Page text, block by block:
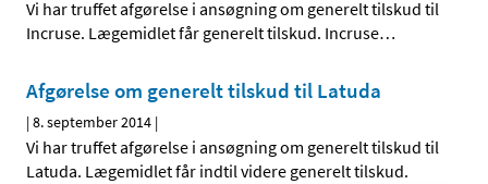
Vi har truffet afgørelse i ansøgning om generelt tilskud til
Incruse. Lægemidlet får generelt tilskud. Incruse…
Afgørelse om generelt tilskud til Latuda
|8. september 2014 |
Vi har truffet afgørelse i ansøgning om generelt tilskud til
Latuda. Lægemidlet får indtil videre generelt tilskud.